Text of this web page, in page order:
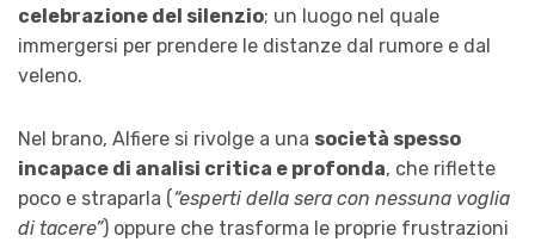
celebrazione del silenzio; un luogo nel quale
immergersi per prendere le distanze dal rumore e dal
veleno.
Nel brano, Alfiere si rivolge a una società spesso
incapace di analisi critica e profonda, che riflette
poco e straparla (“esperti della sera con nessuna voglia
di tacere”) oppure che trasforma le proprie frustrazioni